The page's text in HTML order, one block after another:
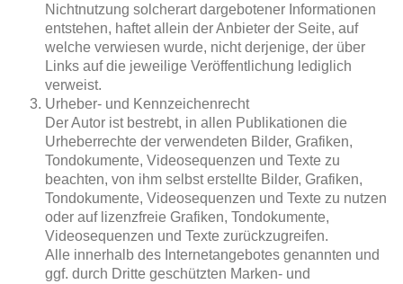
Nichtnutzung solcherart dargebotener Informationen
entstehen, haftet allein der Anbieter der Seite, auf
welche verwiesen wurde, nicht derjenige, der über
Links auf die jeweilige Veröffentlichung lediglich
verweist.
Urheber- und Kennzeichenrecht
Der Autor ist bestrebt, in allen Publikationen die
Urheberrechte der verwendeten Bilder, Grafiken,
Tondokumente, Videosequenzen und Texte zu
beachten, von ihm selbst erstellte Bilder, Grafiken,
Tondokumente, Videosequenzen und Texte zu nutzen
oder auf lizenzfreie Grafiken, Tondokumente,
Videosequenzen und Texte zurückzugreifen.
Alle innerhalb des Internetangebotes genannten und
ggf. durch Dritte geschützten Marken- und